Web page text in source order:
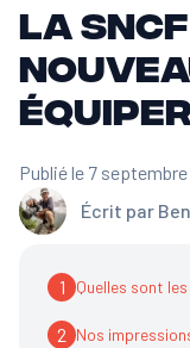
La
Écrit par
Publié le 7
1 Quelles sont
2 Nos